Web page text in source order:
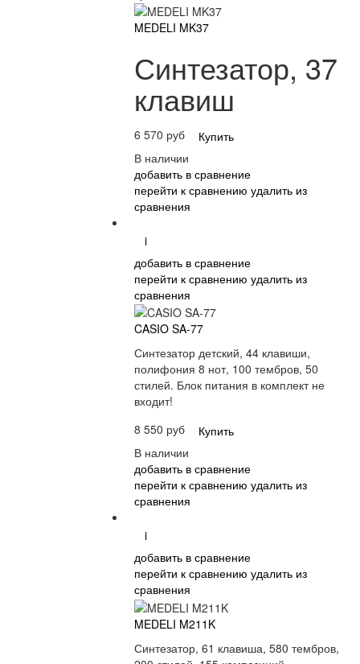
MEDELI MK37
Синтезатор, 37
клавиш
6 570 руб
Купить
В наличии
добавить в сравнение
перейти к сравнению удалить из
сравнения
i
добавить в сравнение
перейти к сравнению удалить из
сравнения
CASIO SA-77
Синтезатор детский, 44 клавиши,
полифония 8 нот, 100 тембров, 50
стилей. Блок питания в комплект не
входит!
8 550 руб
Купить
В наличии
добавить в сравнение
перейти к сравнению удалить из
сравнения
i
добавить в сравнение
перейти к сравнению удалить из
сравнения
MEDELI M211K
Синтезатор, 61 клавиша, 580 тембров,